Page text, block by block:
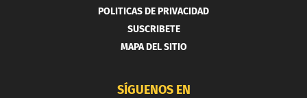
POLITICAS DE PRIVACIDAD
SUSCRIBETE
MAPA DEL SITIO
SÍGUENOS EN